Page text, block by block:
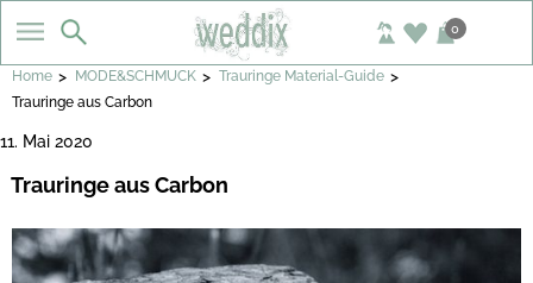
0
Home > MODE&SCHMUCK > Trauringe Material-Guide >
Trauringe aus Carbon
11. Mai 2020
Trauringe aus Carbon